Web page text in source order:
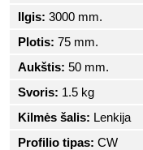
Ilgis: 3000 mm.
Plotis: 75 mm.
Aukštis: 50 mm.
Svoris: 1.5 kg
Kilmės šalis: Lenkija
Profilio tipas: CW